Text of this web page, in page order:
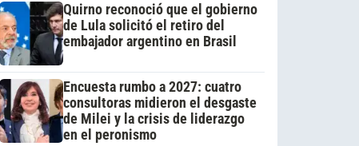
Quirno reconoció que el gobierno
de Lula solicitó el retiro del
embajador argentino en Brasil
Encuesta rumbo a 2027: cuatro
consultoras midieron el desgaste
de Milei y la crisis de liderazgo
en el peronismo